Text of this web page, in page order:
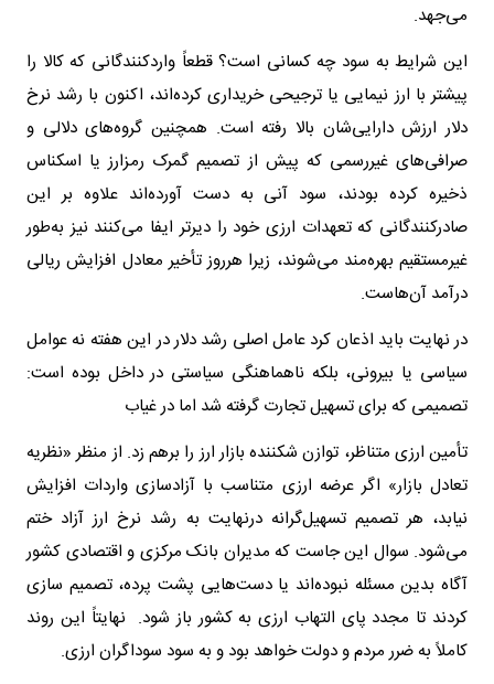
می‌جهد.
این شرایط به سود چه کسانی است؟ قطعاً واردکنندگانی که کالا را
پیشتر با ارز نیمایی یا ترجیحی خریداری کرده‌اند، اکنون با رشد نرخ
دلار ارزش دارایی‌شان بالا رفته است. همچنین گروه‌های دلالی و
صرافی‌های غیررسمی که پیش از تصمیم گمرک رمزارز یا اسکناس
ذخیره کرده بودند، سود آنی به دست آورده‌اند علاوه بر این
صادرکنندگانی که تعهدات ارزی خود را دیرتر ایفا می‌کنند نیز به‌طور
غیرمستقیم بهره‌مند می‌شوند، زیرا هرروز تأخیر معادل افزایش ریالی
درآمد آن‌هاست.
در نهایت باید اذعان کرد عامل اصلی رشد دلار در این هفته نه عوامل
سیاسی یا بیرونی، بلکه ناهماهنگی سیاستی در داخل بوده است:
تصمیمی که برای تسهیل تجارت گرفته شد اما در غیاب
تأمین ارزی متناظر، توازن شکننده بازار ارز را برهم زد. از منظر «نظریه
تعادل بازار» اگر عرضه ارزی متناسب با آزادسازی واردات افزایش
نیابد، هر تصمیم تسهیل‌گرانه درنهایت به رشد نرخ ارز آزاد ختم
می‌شود. سوال این جاست که مدیران بانک مرکزی و اقتصادی کشور
آگاه بدین مسئله نبوده‌اند یا دست‌هایی پشت پرده، تصمیم سازی
کردند تا مجدد پای التهاب ارزی به کشور باز شود. نهایتاً این روند
کاملاً به ضرر مردم و دولت خواهد بود و به سود سوداگران ارزی.